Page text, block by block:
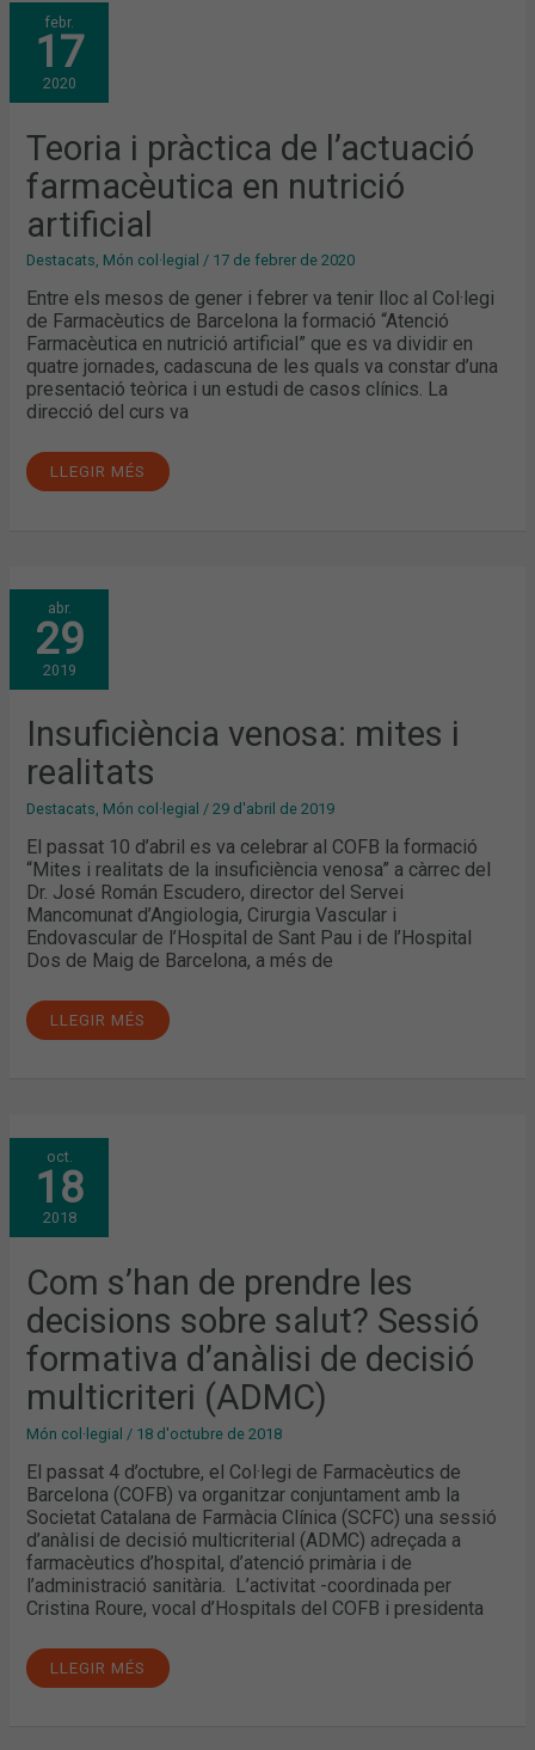
febr.
17
2020
Teoria i pràctica de l’actuació
farmacèutica en nutrició
artificial
Destacats, Món col·legial / 17 de febrer de 2020
Entre els mesos de gener i febrer va tenir lloc al Col·legi
de Farmacèutics de Barcelona la formació “Atenció
Farmacèutica en nutrició artificial” que es va dividir en
quatre jornades, cadascuna de les quals va constar d’una
presentació teòrica i un estudi de casos clínics. La
direcció del curs va
TEORIA
I
PRÀCTICA
DE
L’ACTUACIÓ
FARMACÈUTICA
EN
ARTIFICIAL
LLEGIR MÉS
abr.
29
2019
Insuficiència venosa: mites i
realitats
Destacats, Món col·legial /29 d'abril de 2019
El passat 10 d’abril es va celebrar al COFB la formació
“Mites i realitats de la insuficiència venosa” a càrrec del
Dr. José Román Escudero, director del Servei
Mancomunat d’Angiologia, Cirurgia Vascular i
Endovascular de l’Hospital de Sant Pau i de l’Hospital
Dos de Maig de Barcelona, a més de
INSUFICIÈNCIA
VENOSA:
MITES
I
REALITATS
LLEGIR MÉS
oct.
18
2018
Com s’han de prendre les
decisions sobre salut? Sessió
formativa d’anàlisi de decisió
multicriteri (ADMC)
Món col·legial / 18 d'octubre de 2018
El passat 4 d’octubre, el Col·legi de Farmacèutics de
Barcelona (COFB) va organitzar conjuntament amb la
Societat Catalana de Farmàcia Clínica (SCFC) una sessió
d’anàlisi de decisió multicriterial (ADMC) adreçada a
farmacèutics d’hospital, d’atenció primària i de
l’administració sanitària. L’activitat -coordinada per
Cristina Roure, vocal d’Hospitals del COFB i presidenta
COM
S’HAN
DE
PRENDRE
LES
DECISIONS
SOBRE
FORMATIVA
D’ANÀLISI
DE
DECISIÓ
MULTICRITERI
(ADMC)
LLEGIR MÉS